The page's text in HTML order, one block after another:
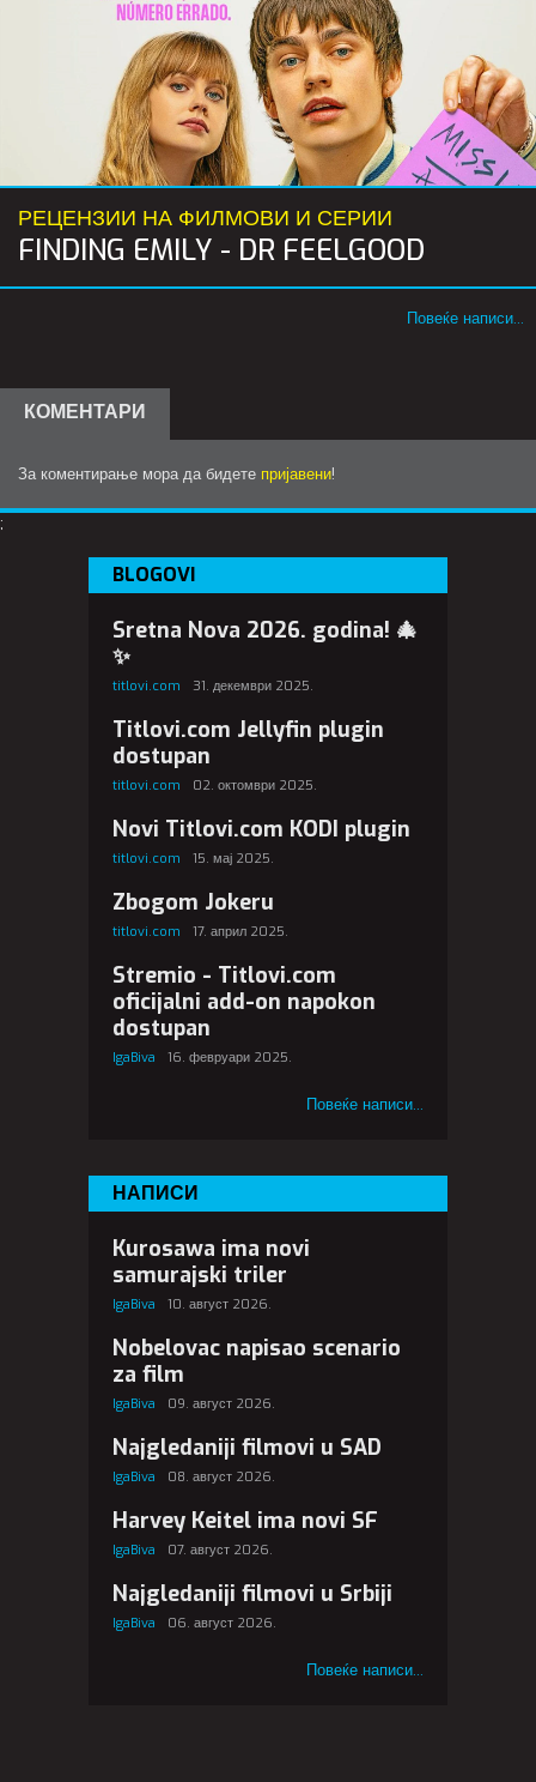
РЕЦЕНЗИИ НА ФИЛМОВИ И СЕРИИ
FINDING EMILY - DR FEELGOOD
Повеќе написи...
КОМЕНТАРИ
За коментирање мора да бидете пријавени!
;
BLOGOVI
Sretna Nova 2026. godina! 🎄
✨
titlovi.com 31. декември 2025.
Titlovi.com Jellyfin plugin
dostupan
titlovi.com 02. октомври 2025.
Novi Titlovi.com KODI plugin
titlovi.com 15. мај 2025.
Zbogom Jokeru
titlovi.com 17. април 2025.
Stremio - Titlovi.com
oficijalni add-on napokon
dostupan
IgaBiva 16. февруари 2025.
Повеќе написи...
НАПИСИ
Kurosawa ima novi
samurajski triler
IgaBiva 10. август 2026.
Nobelovac napisao scenario
za film
IgaBiva 09. август 2026.
Najgledaniji filmovi u SAD
IgaBiva 08. август 2026.
Harvey Keitel ima novi SF
IgaBiva 07. август 2026.
Najgledaniji filmovi u Srbiji
IgaBiva 06. август 2026.
Повеќе написи...